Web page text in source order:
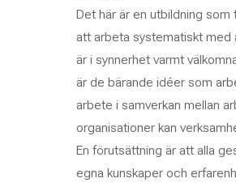
Det här är en utbildning som
att arbeta systematiskt
är i synnerhet varmt
är de bärande idéer som
arbete i samverkan mellan
organisationer kan
En förutsättning är att alla
egna kunskaper och